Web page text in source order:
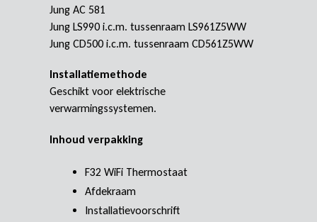
Jung AC 581
Jung LS990 i.c.m. tussenraam LS961Z5WW
Jung CD500 i.c.m. tussenraam CD561Z5WW
Installatiemethode
Geschikt voor elektrische
verwarmingssystemen.
Inhoud verpakking
F32 WiFi Thermostaat
Afdekraam
Installatievoorschrift